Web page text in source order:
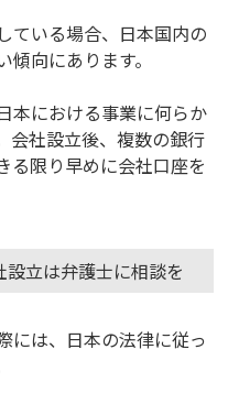
ている場合、日本国内の
向にあります。
本における事業に何らか
会社設立後、複数の銀行
る限り早めに会社口座を
立は弁護士に相談を
には、日本の法律に従っ